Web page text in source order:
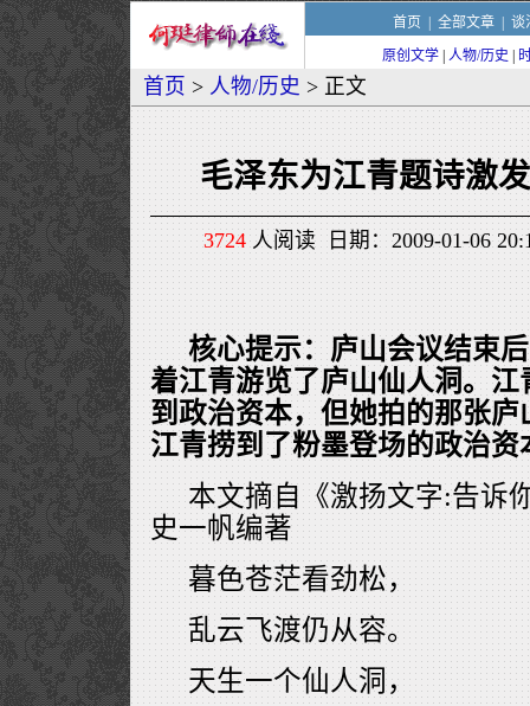
首页 全部文章| 谈
原创文学 人物/历史
首页 > 人物/历史 > 正文
毛泽东为江青题诗激
3724人阅读 日期：2009-01-06
核心提示：庐山会议结束
着江青游览了庐山仙人洞。
到政治资本，但她拍的那张
江青捞到了粉墨登场的政治资
本文摘自《激扬文字:告诉
史一帆编著
暮色苍茫看劲松，
乱云飞渡仍从容。
天生一个仙人洞，